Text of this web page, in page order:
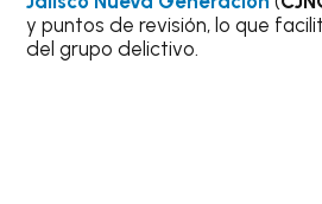
y puntos de revisión, lo que
del grupo delictivo.